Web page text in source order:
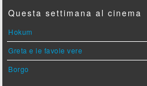
Questa settimana al cinema
Hokum
Greta e le favole vere
Borgo